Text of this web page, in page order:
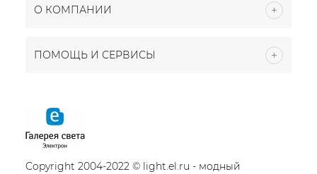
О КОМПАНИИ
ПОМОЩЬ И СЕРВИСЫ
Copyright 2004-2022 © light.el.ru - модный